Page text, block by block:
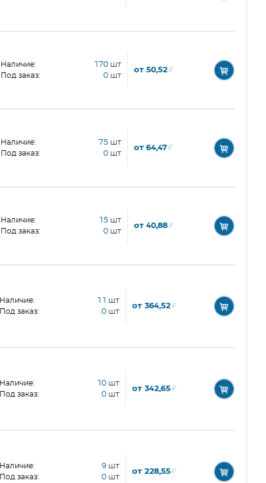
Наличие: 170 шт
Под заказ: 0 шт
от 50,52₽
Наличие: 75 шт
Под заказ: 0 шт
от 64,47₽
Наличие: 15 шт
Под заказ: 0 шт
от 40,88₽
Наличие: 11 шт
Под заказ: 0 шт
от 364,52₽
Наличие: 10 шт
Под заказ: 0 шт
от 342,65₽
Наличие: 9 шт
Под заказ: 0 шт
от 228,55₽